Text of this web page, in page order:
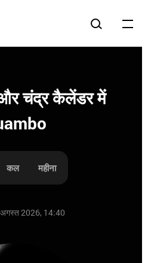
चंद्र कैलेंडर में
कल महीना
अगस्त 2026, 14:40